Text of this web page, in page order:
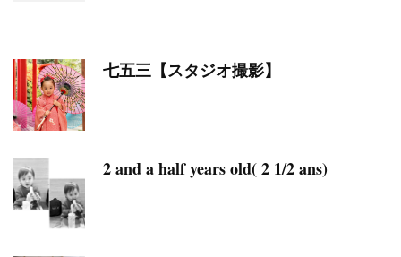
七五三【スタジオ撮影】
2 and a half years old( 2 1/2 ans)